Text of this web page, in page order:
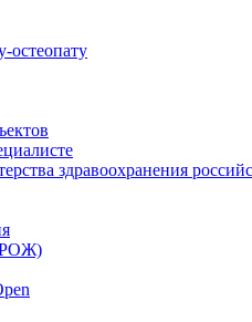
остеопату
здравоохранения